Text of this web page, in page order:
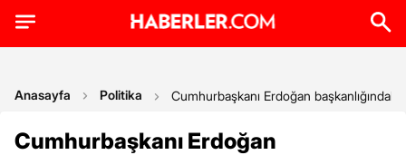
Anasayfa Politika Cumhurbaşkanı Erdoğan
Cumhurbaşkanı Erdoğan